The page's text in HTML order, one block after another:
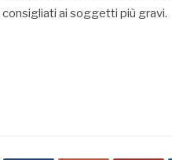
ai soggetti più gravi.